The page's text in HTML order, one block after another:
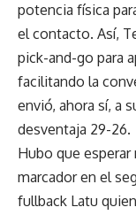
potencia física
el contacto. Así,
pick-and-go para
facilitando la
envió, ahora sí, a
desventaja 29-26.
Hubo que esperar
marcador en el
fullback Latu